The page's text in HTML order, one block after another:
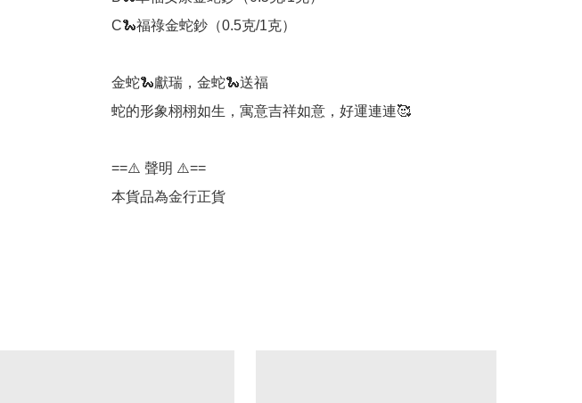
C🐍福祿金蛇鈔（0.5克/1克）
金蛇🐍獻瑞，金蛇🐍送福
蛇的形象栩栩如生，寓意吉祥如意，好運連連🥰
==⚠️ 聲明 ⚠️==
本貨品為金行正貨